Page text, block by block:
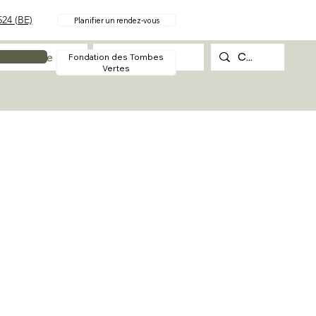
(BE) Planifier un rendez-vous
Contact
Fondation des Tombes
Vertes